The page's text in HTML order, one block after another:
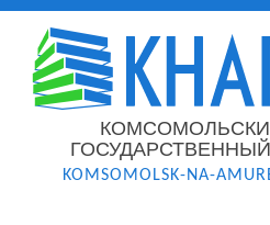
KOMSOMOLSK-NA-